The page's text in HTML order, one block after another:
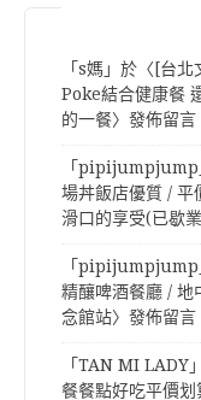
「s媽 」於〈 [台
Poke結合健康餐
的一餐〉發佈留言
「pipijumpjump
場丼飯店優質 / 平
滑口的享受(已歇
「pipijumpjump
精釀啤酒餐廳 / 地
念館站〉發佈留言
「TAN MI LADY
餐餐點好吃平價